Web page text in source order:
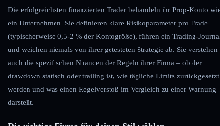
Die erfolgreichsten finanzierten Trader behandeln ihr Prop-Konto
ein Unternehmen. Sie definieren klare Risikoparameter pro Trade
(typischerweise 0,5-2 % der Kontogröße), führen ein Trading-
und weichen niemals von ihrer getesteten Strategie ab. Sie verstehen
auch die spezifischen Nuancen der Regeln ihrer Firma – ob der
drawdown statisch oder trailing ist, wie tägliche Limits zurückgesetzt
werden und was einen Regelverstoß im Vergleich zu einer Warnung
darstellt.